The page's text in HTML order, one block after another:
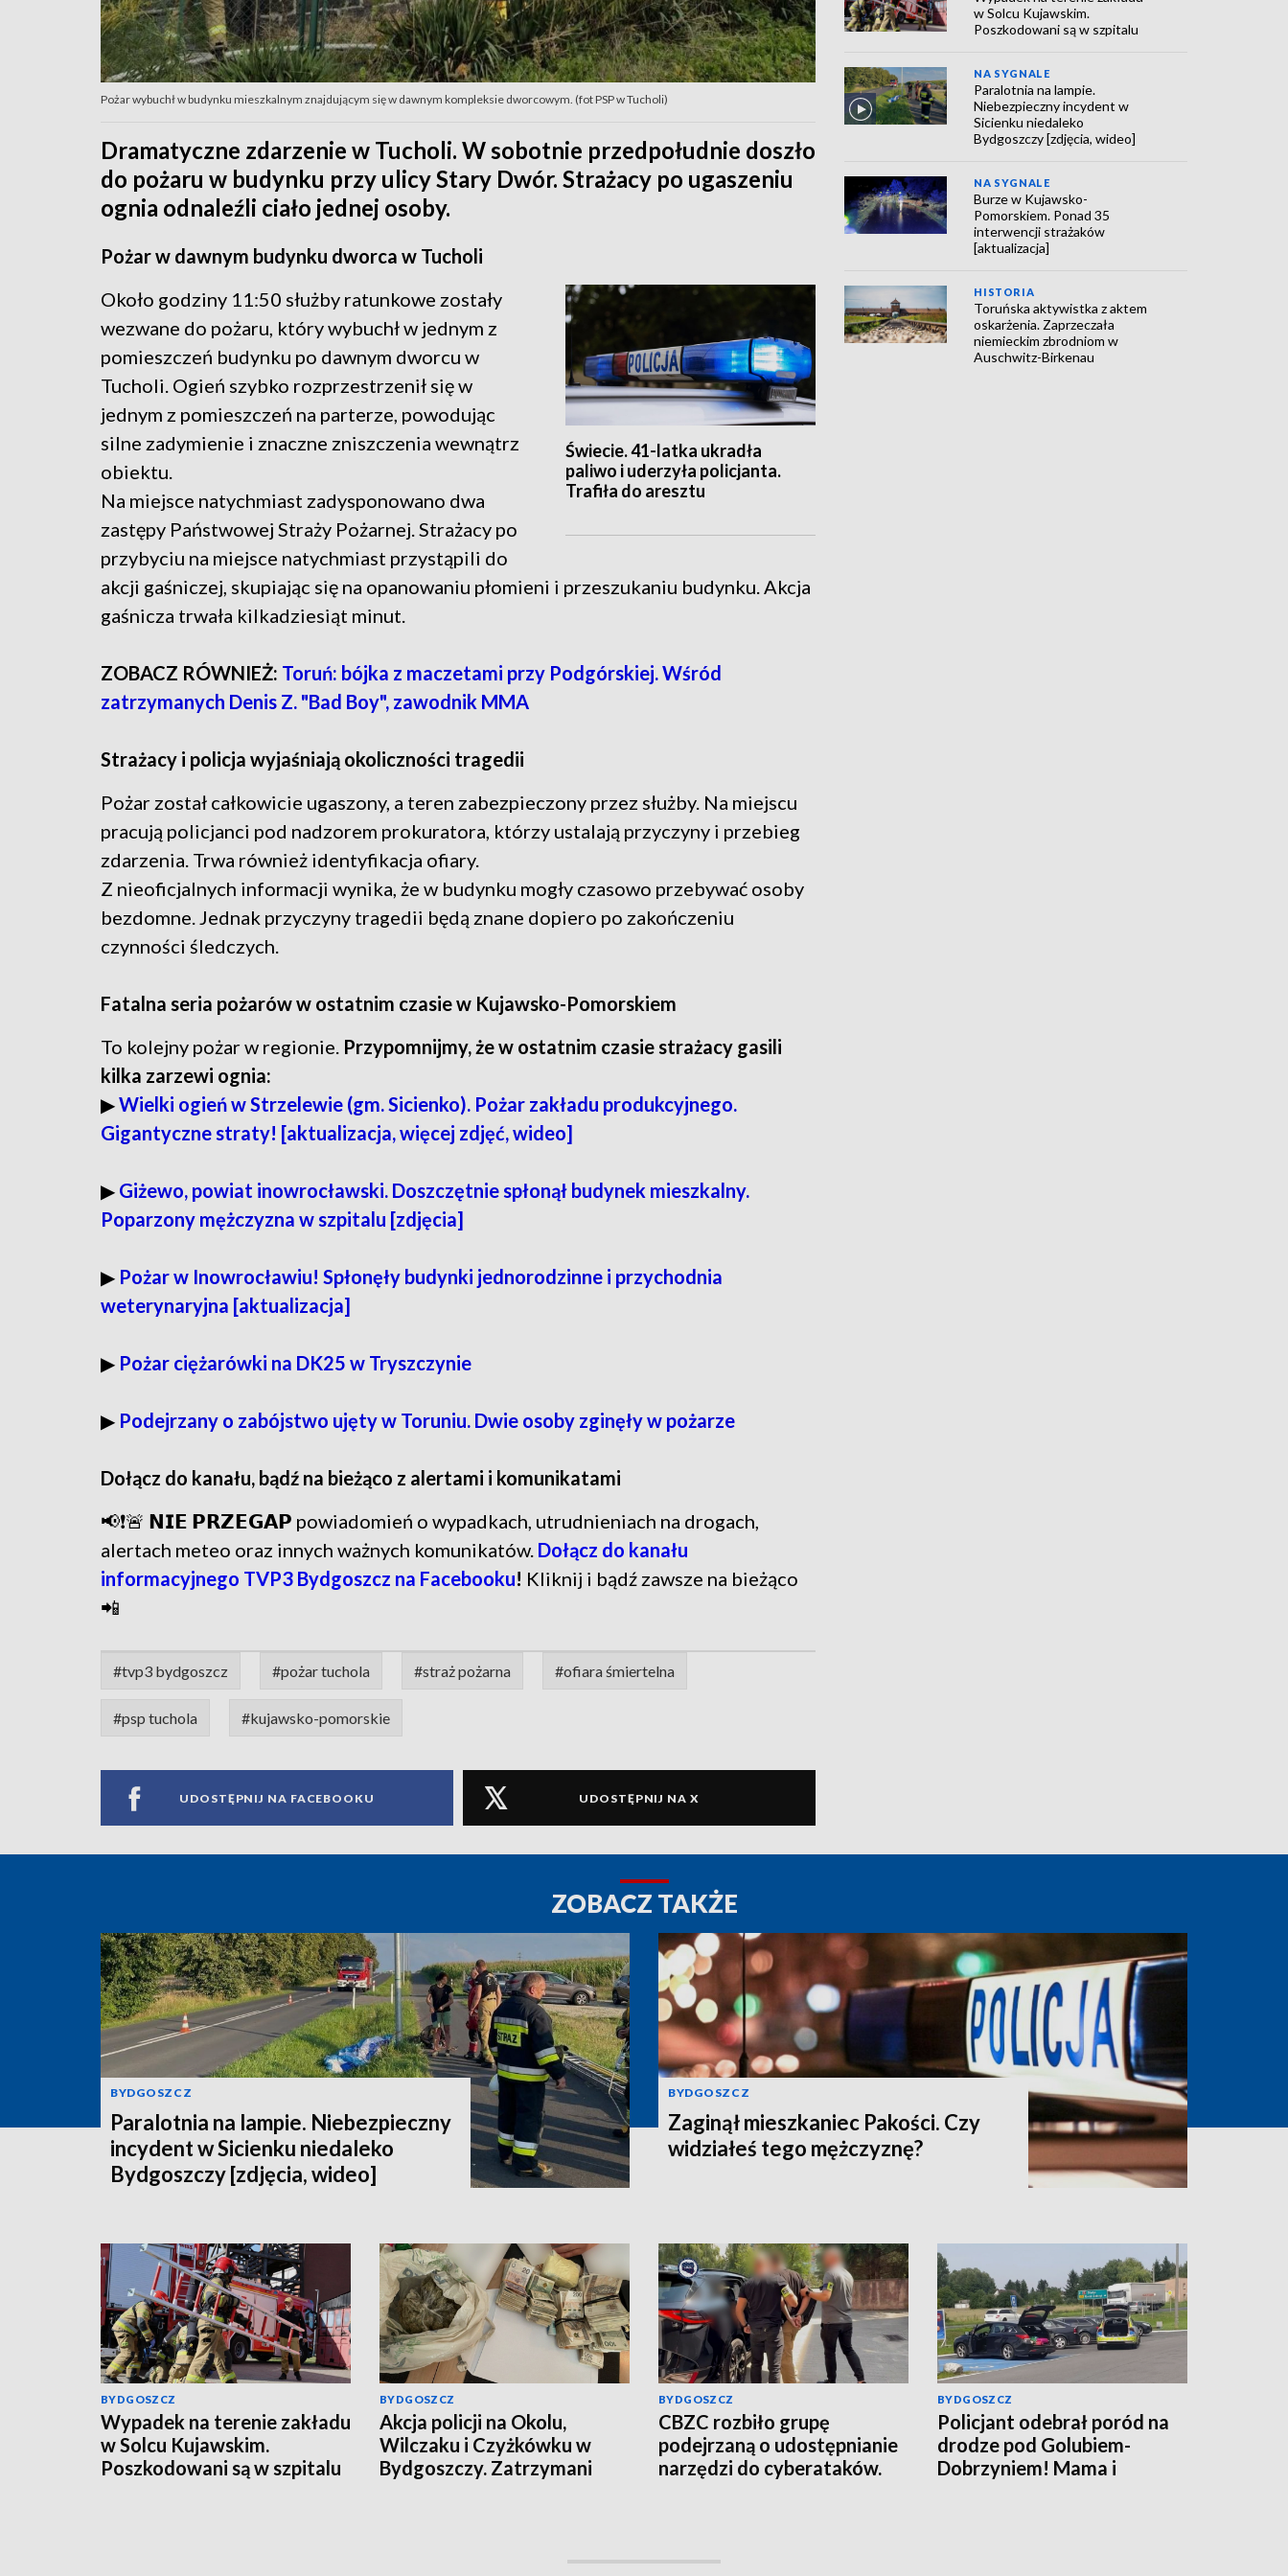
Pożar wybuchł w budynku mieszkalnym znajdującym się w dawnym kompleksie dworcowym. (fot PSP w Tucholi)
Dramatyczne zdarzenie w Tucholi. W sobotnie przedpołudnie doszło
do pożaru w budynku przy ulicy Stary Dwór. Strażacy po ugaszeniu
ognia odnaleźli ciało jednej osoby.
Pożar w dawnym budynku dworca w Tucholi
Świecie. 41-latka ukradła
paliwo i uderzyła policjanta.
Trafiła do aresztu
Około godziny 11:50 służby ratunkowe zostały
wezwane do pożaru, który wybuchł w jednym z
pomieszczeń budynku po dawnym dworcu w
Tucholi. Ogień szybko rozprzestrzenił się w
jednym z pomieszczeń na parterze, powodując
silne zadymienie i znaczne zniszczenia wewnątrz
obiektu.
Na miejsce natychmiast zadysponowano dwa
zastępy Państwowej Straży Pożarnej. Strażacy po
przybyciu na miejsce natychmiast przystąpili do
akcji gaśniczej, skupiając się na opanowaniu płomieni i przeszukaniu budynku. Akcja
gaśnicza trwała kilkadziesiąt minut.
ZOBACZ RÓWNIEŻ: Toruń: bójka z maczetami przy Podgórskiej. Wśród
zatrzymanych Denis Z. "Bad Boy", zawodnik MMA
Strażacy i policja wyjaśniają okoliczności tragedii
Pożar został całkowicie ugaszony, a teren zabezpieczony przez służby. Na miejscu
pracują policjanci pod nadzorem prokuratora, którzy ustalają przyczyny i przebieg
zdarzenia. Trwa również identyfikacja ofiary.
Z nieoficjalnych informacji wynika, że w budynku mogły czasowo przebywać osoby
bezdomne. Jednak przyczyny tragedii będą znane dopiero po zakończeniu
czynności śledczych.
Fatalna seria pożarów w ostatnim czasie w Kujawsko-Pomorskiem
To kolejny pożar w regionie. Przypomnijmy, że w ostatnim czasie strażacy gasili
kilka zarzewi ognia:
▶︎Wielki ogień w Strzelewie (gm. Sicienko). Pożar zakładu produkcyjnego.
Gigantyczne straty! [aktualizacja, więcej zdjęć, wideo]
▶︎ Giżewo, powiat inowrocławski. Doszczętnie spłonął budynek mieszkalny.
Poparzony mężczyzna w szpitalu [zdjęcia]
▶︎ Pożar w Inowrocławiu! Spłonęły budynki jednorodzinne i przychodnia
weterynaryjna [aktualizacja]
▶︎ Pożar ciężarówki na DK25 w Tryszczynie
▶︎ Podejrzany o zabójstwo ujęty w Toruniu. Dwie osoby zginęły w pożarze
Dołącz do kanału, bądź na bieżąco z alertami i komunikatami
📢❗🚨 𝗡𝗜𝗘 𝗣𝗥𝗭𝗘𝗚𝗔𝗣 powiadomień o wypadkach, utrudnieniach na drogach,
alertach meteo oraz innych ważnych komunikatów. Dołącz do kanału
informacyjnego TVP3 Bydgoszcz na Facebooku! Kliknij i bądź zawsze na bieżąco
📲
#tvp3 bydgoszcz #pożar tuchola #straż pożarna #ofiara śmiertelna
#psp tuchola #kujawsko-pomorskie
UDOSTĘPNIJ NA FACEBOOKU UDOSTĘPNIJ NA X
w Solcu Kujawskim.
Poszkodowani są w szpitalu
NA SYGNALE
Paralotnia na lampie.
Niebezpieczny incydent w
Sicienku niedaleko
Bydgoszczy [zdjęcia, wideo]
NA SYGNALE
Burze w Kujawsko-
Pomorskiem. Ponad 35
interwencji strażaków
[aktualizacja]
HISTORIA
Toruńska aktywistka z aktem
oskarżenia. Zaprzeczała
niemieckim zbrodniom w
Auschwitz-Birkenau
ZOBACZ TAKŻE
BYDGOSZCZ
Paralotnia na lampie. Niebezpieczny
incydent w Sicienku niedaleko
Bydgoszczy [zdjęcia, wideo]
BYDGOSZCZ
Zaginął mieszkaniec Pakości. Czy
widziałeś tego mężczyznę?
BYDGOSZCZ
Wypadek na terenie zakładu
w Solcu Kujawskim.
Poszkodowani są w szpitalu
BYDGOSZCZ
Akcja policji na Okolu,
Wilczaku i Czyżkówku w
Bydgoszczy. Zatrzymani
BYDGOSZCZ
CBZC rozbiło grupę
podejrzaną o udostępnianie
narzędzi do cyberataków.
BYDGOSZCZ
Policjant odebrał poród na
drodze pod Golubiem-
Dobrzyniem! Mama i